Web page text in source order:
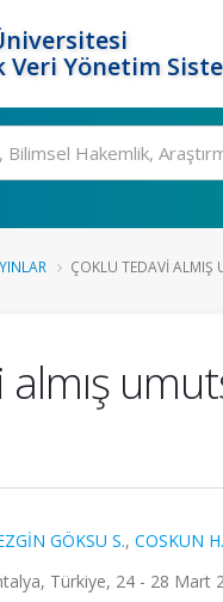
Veri Yönetim
ÇOKLU TEDAVI ALMIŞ
GÖKSU S., COSKUN
Türkiye, 24 - 28 Mart